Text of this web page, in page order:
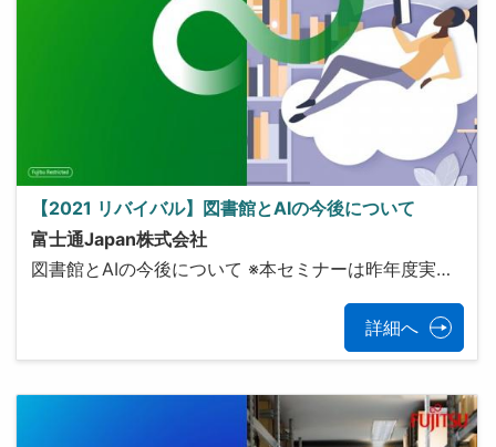
【2021 リバイバル】図書館とAIの今後について
富士通Japan株式会社
図書館とAIの今後について ※本セミナーは昨年度実…
詳細へ